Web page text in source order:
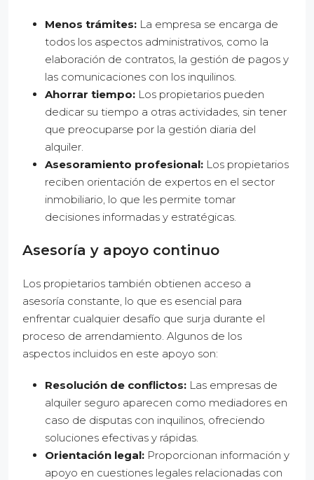
Menos trámites: La empresa se encarga de
todos los aspectos administrativos, como la
elaboración de contratos, la gestión de pagos y
las comunicaciones con los inquilinos.
Ahorrar tiempo: Los propietarios pueden
dedicar su tiempo a otras actividades, sin tener
que preocuparse por la gestión diaria del
alquiler.
Asesoramiento profesional: Los propietarios
reciben orientación de expertos en el sector
inmobiliario, lo que les permite tomar
decisiones informadas y estratégicas.
Asesoría y apoyo continuo
Los propietarios también obtienen acceso a
asesoría constante, lo que es esencial para
enfrentar cualquier desafío que surja durante el
proceso de arrendamiento. Algunos de los
aspectos incluidos en este apoyo son:
Resolución de conflictos: Las empresas de
alquiler seguro aparecen como mediadores en
caso de disputas con inquilinos, ofreciendo
soluciones efectivas y rápidas.
Orientación legal: Proporcionan información y
apoyo en cuestiones legales relacionadas con